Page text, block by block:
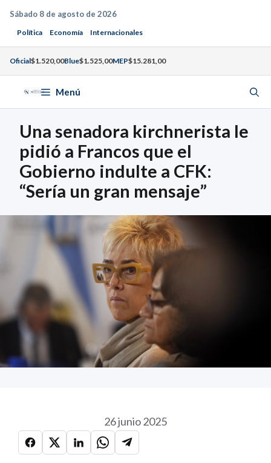
Saltar
contenido
Sábado 8 de agosto de 2026
Política Economía Internacionales
Oficial$1.520,00Blue$1.525,00MEP$15.281,00
Menú
Una senadora kirchnerista le
pidió a Francos que el
Gobierno indulte a CFK:
“Sería un gran mensaje”
26 junio 2025